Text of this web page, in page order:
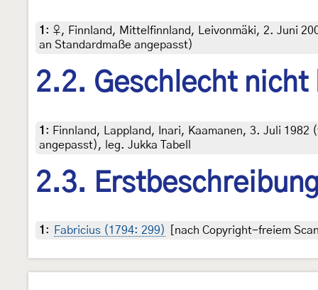
1 : ♀, Finnland, Mittelfinnland, Leivonmäki, 2. Juni
an Standardmaße angepasst)
2.2. Geschlecht nicht
1 : Finnland, Lappland, Inari, Kaamanen, 3. Juli
angepasst), leg. Jukka Tabell
2.3.
1 : Fabricius (1794: 299) [nach Copyright-freiem